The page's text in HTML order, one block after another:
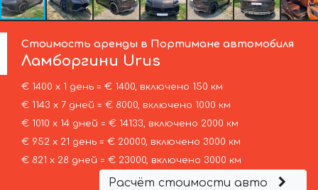
Стоимость аренды в Портимане автомобиля
Ламборгини Urus
€ 1400 х 1 день = € 1400, включено 150 км
€ 1143 х 7 дней = € 8000, включено 1000 км
€ 1010 х 14 дней = € 14133, включено 2000 км
€ 952 х 21 день = € 20000, включено 3000 км
€ 821 х 28 дней = € 23000, включено 3000 км
Расчёт стоимости авто